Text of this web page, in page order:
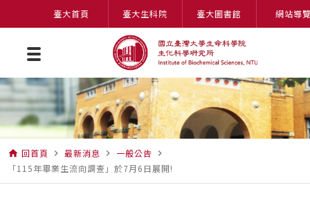
臺大首頁 臺大生科院 臺大圖書館 網站導
home 回首頁 navigate_next 最新消息 navigate_next 一般公告 navigate_next
「115年畢業生流向調查」於7月6日展開!